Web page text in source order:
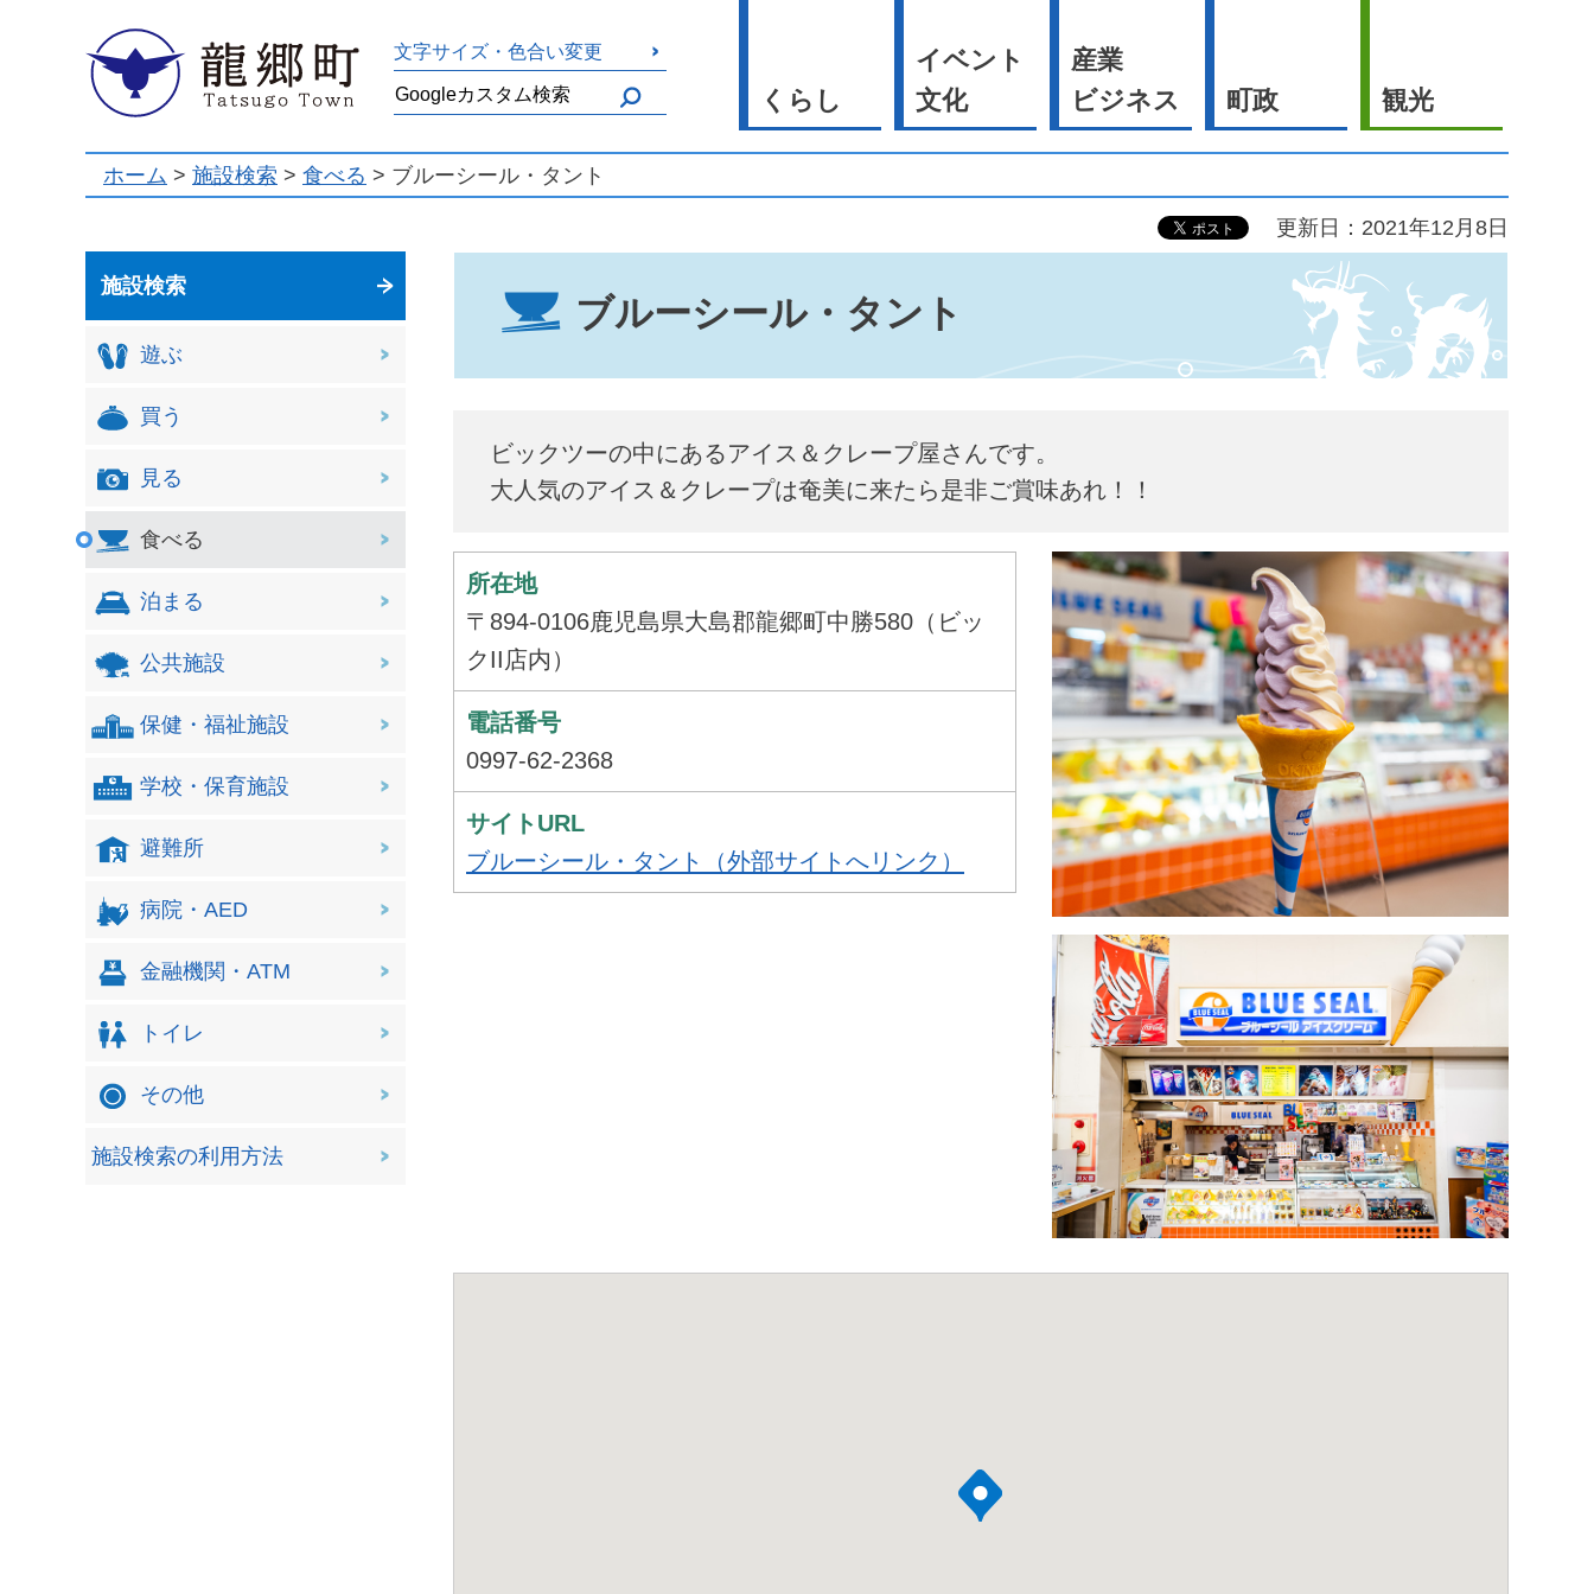
龍郷町 文字サイズ・色合い変更
くらし
イベント
文化
産業
ビジネス
町政 観光
ホーム > 施設検索 > 食べる > ブルーシール・タント
更新日：2021年12月8日
施設検索
遊ぶ
買う
見る
食べる
泊まる
公共施設
保健・福祉施設
学校・保育施設
避難所
病院・AED
金融機関・ATM
トイレ
その他
施設検索の利用方法
ブルーシール・タント
ビックツーの中にあるアイス＆クレープ屋さんです。
大人気のアイス＆クレープは奄美に来たら是非ご賞味あれ！！
所在地
〒894-0106鹿児島県大島郡龍郷町中勝580（ビッ
クII店内）
電話番号
0997-62-2368
サイトURL
ブルーシール・タント（外部サイトへリンク）